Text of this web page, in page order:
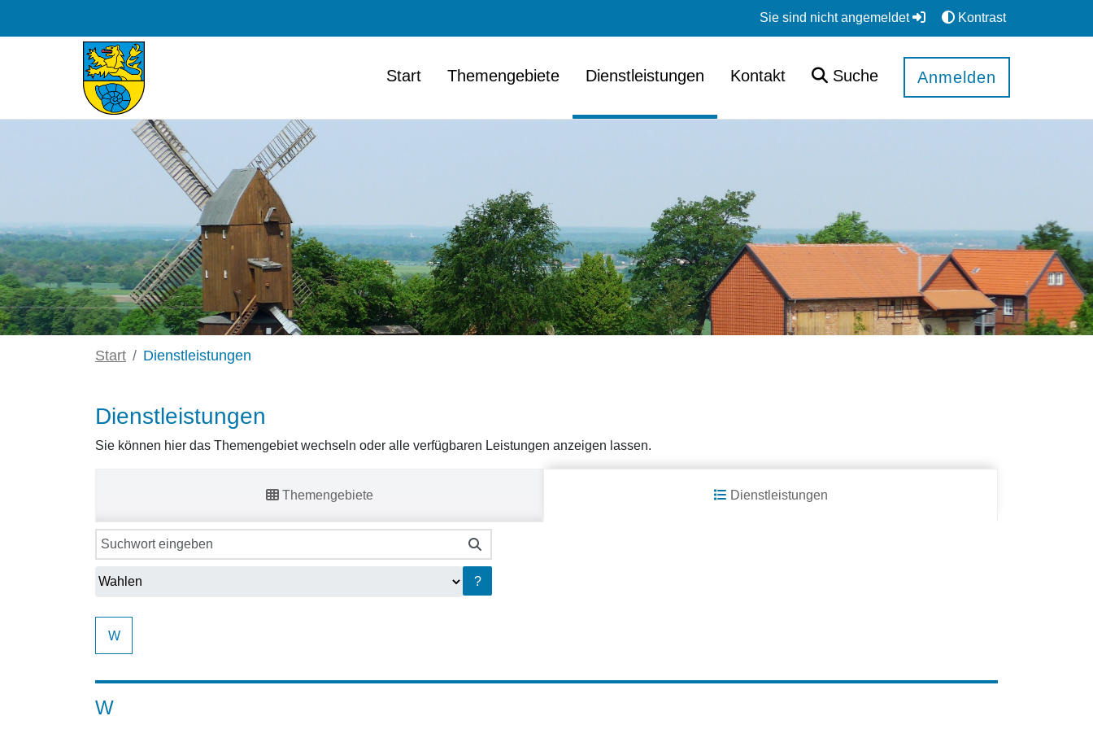
Sie sind nicht angemeldet Kontrast
Start Themengebiete Dienstleistungen Kontakt Suche Anmelden
Start Dienstleistungen
Dienstleistungen
Sie können hier das Themengebiet wechseln oder alle verfügbaren Leistungen anzeigen lassen.
Themengebiete Dienstleistungen
?
W
W